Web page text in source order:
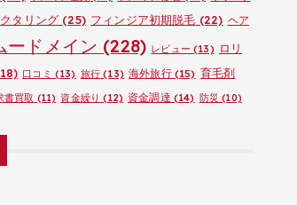
タリング (25) フィンジア初期脱毛 (22) ヘア
ードメイン (228) レビュー (13) ロリ
口コミ (13) 旅行 (13) 海外旅行(15) 育毛剤
書買取 (11) 資金繰り (12) 資金調達 (14) 防災 (10)